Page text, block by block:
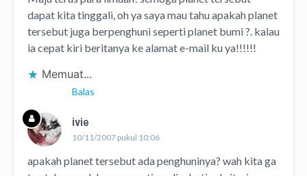
dapat kita tinggali, oh ya saya mau tahu apakah planet
tersebut juga berpenghuni seperti planet bumi ?. kalau
ia cepat kiri beritanya ke alamat e-mail ku ya!!!!!!
Memuat...
Balas
ivie
10/11/2007 pukul 10:06
apakah planet tersebut ada penghuninya? wah kita ga